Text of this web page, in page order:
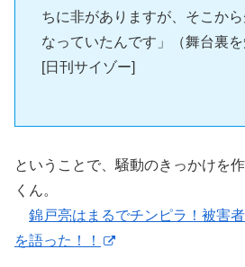
ちに非がありますが、そこか
なっていたんです」（舞台裏を
[日刊サイゾー]
ということで、騒動のきっかけを
くん。
錦戸亮はまるでチンピラ！被害
を語った！！